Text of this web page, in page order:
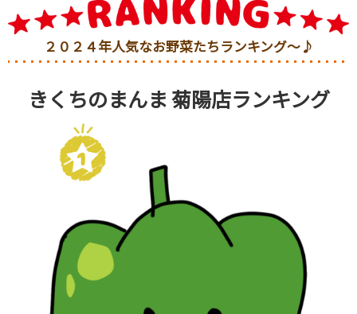
２０２４年人気なお野菜たちランキング～♪
きくちのまんま 菊陽店ランキング